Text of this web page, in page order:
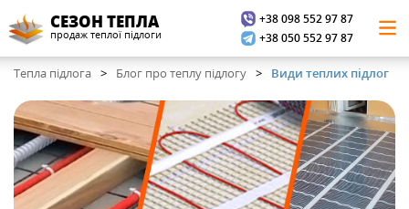
СЕЗОН ТЕПЛА
продаж теплої підлоги
+38 098 552 97 87
+38 050 552 97 87
Тепла підлога Блог про теплу підлогу Види теплих підлог